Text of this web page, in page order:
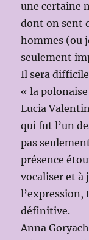
une certaine
dont on sent
hommes (ou
seulement
Il sera
« la
Lucia
qui fut l’un
pas
présence
vocaliser et à
l’expression,
définitive.
Anna